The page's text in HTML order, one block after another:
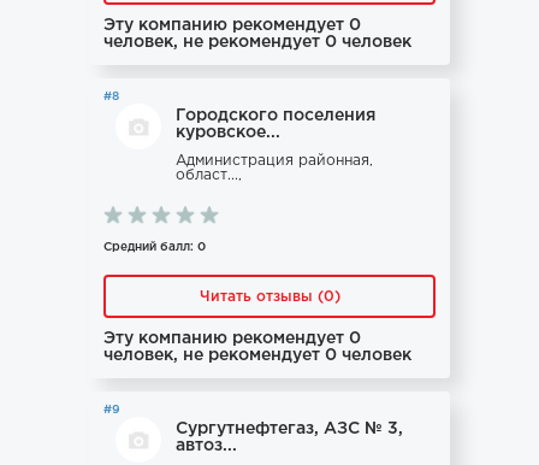
Эту компанию рекомендует 0
человек, не рекомендует 0 человек
#8
Городского поселения
куровское...
Администрация районная,
област...,
Средний балл: 0
Читать отзывы (0)
Эту компанию рекомендует 0
человек, не рекомендует 0 человек
#9
Сургутнефтегаз, АЗС № 3,
автоз...